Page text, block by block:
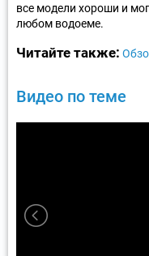
все модели хороши и
любом водоеме.
Читайте также:
Видео по теме